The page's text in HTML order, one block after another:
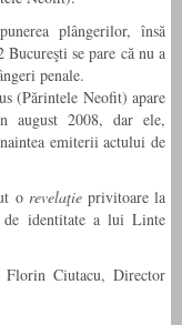
plângerilor, însă
se pare că nu a
penale.
(Părintele Neofit) apare
2008, dar ele,
emiterii actului de
o revelaţieprivitoare la
de identitate a lui Linte
Ciutacu, Director